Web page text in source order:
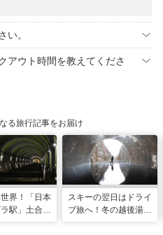
い。
アウト時間を教えてくださ
る旅行記事をお届け
界！「日本
駅」土合駅
スキーの翌日はドライ
ブ旅へ！冬の越後湯沢